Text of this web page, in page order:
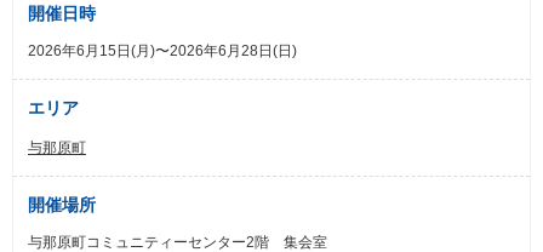
開催日時
2026年6月15日(月)〜2026年6月28日(日)
エリア
与那原町
開催場所
与那原町コミュニティーセンター2階 集会室